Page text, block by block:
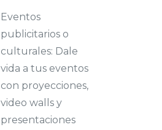
Eventos
publicitarios o
culturales: Dale
vida a tus eventos
con proyecciones,
video walls y
presentaciones